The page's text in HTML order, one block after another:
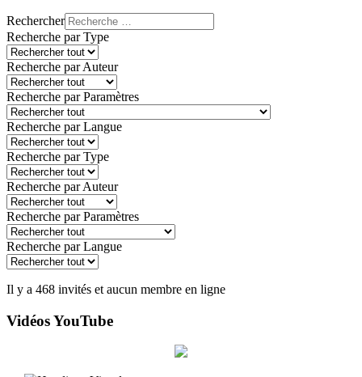
Rechercher
Recherche par Type
Recherche par Auteur
Recherche par Paramètres
Recherche par Langue
Recherche par Type
Recherche par Auteur
Recherche par Paramètres
Recherche par Langue
Il y a 468 invités et aucun membre en ligne
Vidéos YouTube